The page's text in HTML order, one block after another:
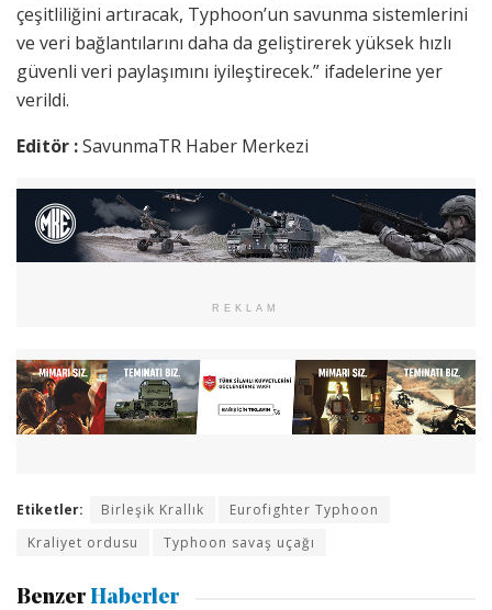
çeşitliliğini artıracak, Typhoon’un savunma sistemlerini
ve veri bağlantılarını daha da geliştirerek yüksek hızlı
güvenli veri paylaşımını iyileştirecek.” ifadelerine yer
verildi.
Editör :SavunmaTR Haber Merkezi
REKLAM
Etiketler: Birleşik Krallık
Eurofighter Typhoon
Kraliyet ordusu
Typhoon savaş uçağı
Benzer Haberler